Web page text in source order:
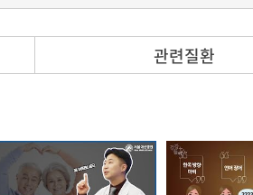
는데도 아직 뇌경색이 크지 않아
수 있습니다.
증은 증가하게 되어 가능하면 빨
관련질환